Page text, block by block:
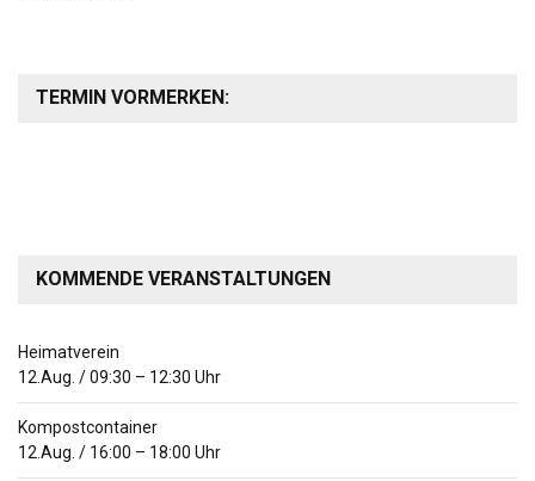
TERMIN VORMERKEN:
KOMMENDE VERANSTALTUNGEN
Heimatverein
12.Aug. /09:30 – 12:30 Uhr
Kompostcontainer
12.Aug. / 16:00 – 18:00 Uhr